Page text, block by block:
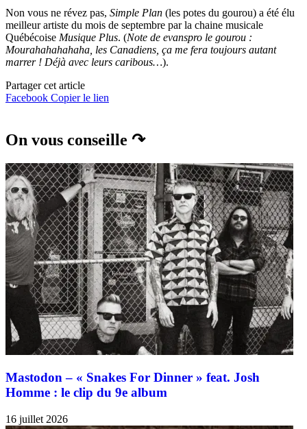
Non vous ne révez pas, Simple Plan (les potes du gourou) a été élu
meilleur artiste du mois de septembre par la chaine musicale
Québécoise Musique Plus. (Note de evanspro le gourou :
Mourahahahahaha, les Canadiens, ça me fera toujours autant
marrer ! Déjà avec leurs caribous…).
Partager cet article
Facebook Copier le lien
On vous conseille ↷
Mastodon – « Snakes For Dinner » feat. Josh
Homme : le clip du 9e album
16 juillet 2026